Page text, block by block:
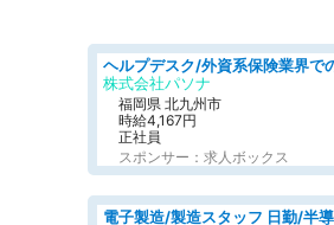
株式会社パソナ
福岡県 北九州市
時給4,167円
正社員
スポンサー：求人ボックス